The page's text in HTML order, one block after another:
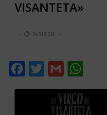
VISANTETA»
24/01/2019
Facebook
Twitter
Gmail